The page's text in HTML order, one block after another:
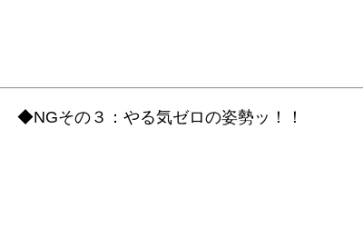
◆NGその３：やる気ゼロの姿勢ッ！！